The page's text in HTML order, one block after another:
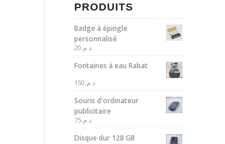
PRODUITS
Badge à épingle
personnalisé
د.م.20
Fontaines à eau Rabat
د.م.150
Souris d'ordinateur
publicitaire
د.م.75
Disque dur 128 GB